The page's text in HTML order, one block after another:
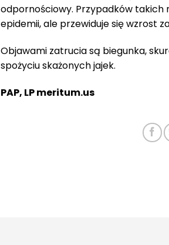
odpornościowy. Przypadków takich
epidemii, ale przewiduje się wzrost
Objawami zatrucia są biegunka,
spożyciu skażonych jajek.
PAP, LP meritum.us